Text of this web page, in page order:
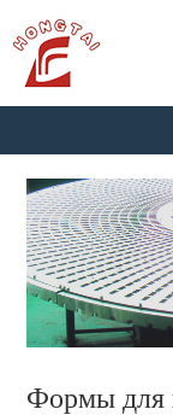
Формы для